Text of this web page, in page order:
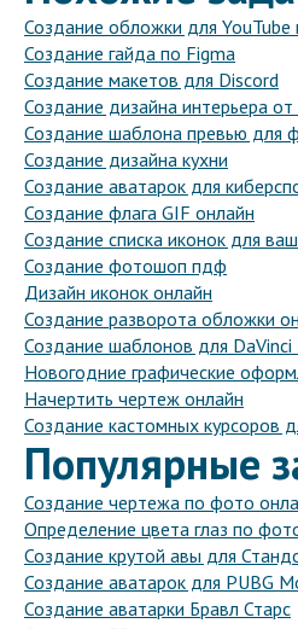
Создание обложки для
Создание гайда по Figma
Создание макетов для Discord
Создание дизайна интерьера
Создание шаблона превью для
Создание дизайна кухни
Создание аватарок для
Создание флага GIF онлайн
Создание списка иконок для
Создание фотошоп пдф
Дизайн иконок онлайн
Создание разворота обложки
Создание шаблонов для DaVinci
Новогодние графические
Начертить чертеж онлайн
Создание кастомных курсоров
Популярные
Создание чертежа по фото
Определение цвета глаз по
Создание крутой авы для
Создание аватарок для PUBG
Создание аватарки Бравл Старс